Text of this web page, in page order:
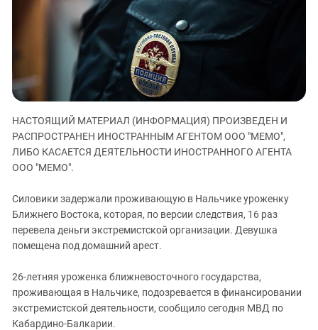
ЗАСТАВЛЯЕТ
КАВКАЗ ЗА ПАЛЕСТИНУ
ИНАКОМЫСЛИЕ В ЧЕЧНЕ
ПРЕСЛЕДОВАНИЕ АКТИВИСТОВ
МОБИЛИЗАЦИЯ И ПРОТЕСТЫ
Кабардино-Балкария
Калмыкия
Карачаево-Черкесия
Краснодарский край
Российская Федерация
Северная Осетия - Алания
СКФО
Ставропольский край
Чечня
Южная Осетия
Южный Кавказ
НАСТОЯЩИЙ МАТЕРИАЛ (ИНФОРМАЦИЯ) ПРОИЗВЕДЕН И
РАСПРОСТРАНЕН ИНОСТРАННЫМ АГЕНТОМ ООО "МЕМО",
ЛИБО КАСАЕТСЯ ДЕЯТЕЛЬНОСТИ ИНОСТРАННОГО АГЕНТА
ООО "МЕМО".
Силовики задержали проживающую в Нальчике уроженку
Ближнего Востока, которая, по версии следствия, 16 раз
перевела деньги экстремистской организации. Девушка
помещена под домашний арест.
26-летняя уроженка ближневосточного государства,
проживающая в Нальчике, подозревается в финансировании
экстремистской деятельности, сообщило сегодня МВД по
Кабардино-Балкарии.